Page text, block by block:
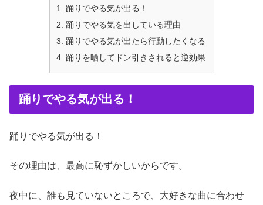
踊りでやる気が出る！
踊りでやる気を出している理由
踊りでやる気が出たら行動したくなる
踊りを晒してドン引きされると逆効果
踊りでやる気が出る！
踊りでやる気が出る！
その理由は、最高に恥ずかしいからです。
夜中に、誰も見ていないところで、大好きな曲に合わせ